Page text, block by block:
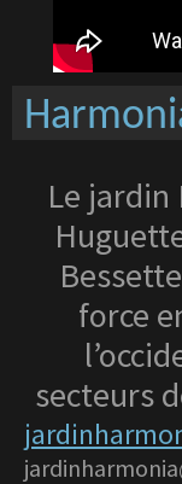
Le jardin
force
secteurs